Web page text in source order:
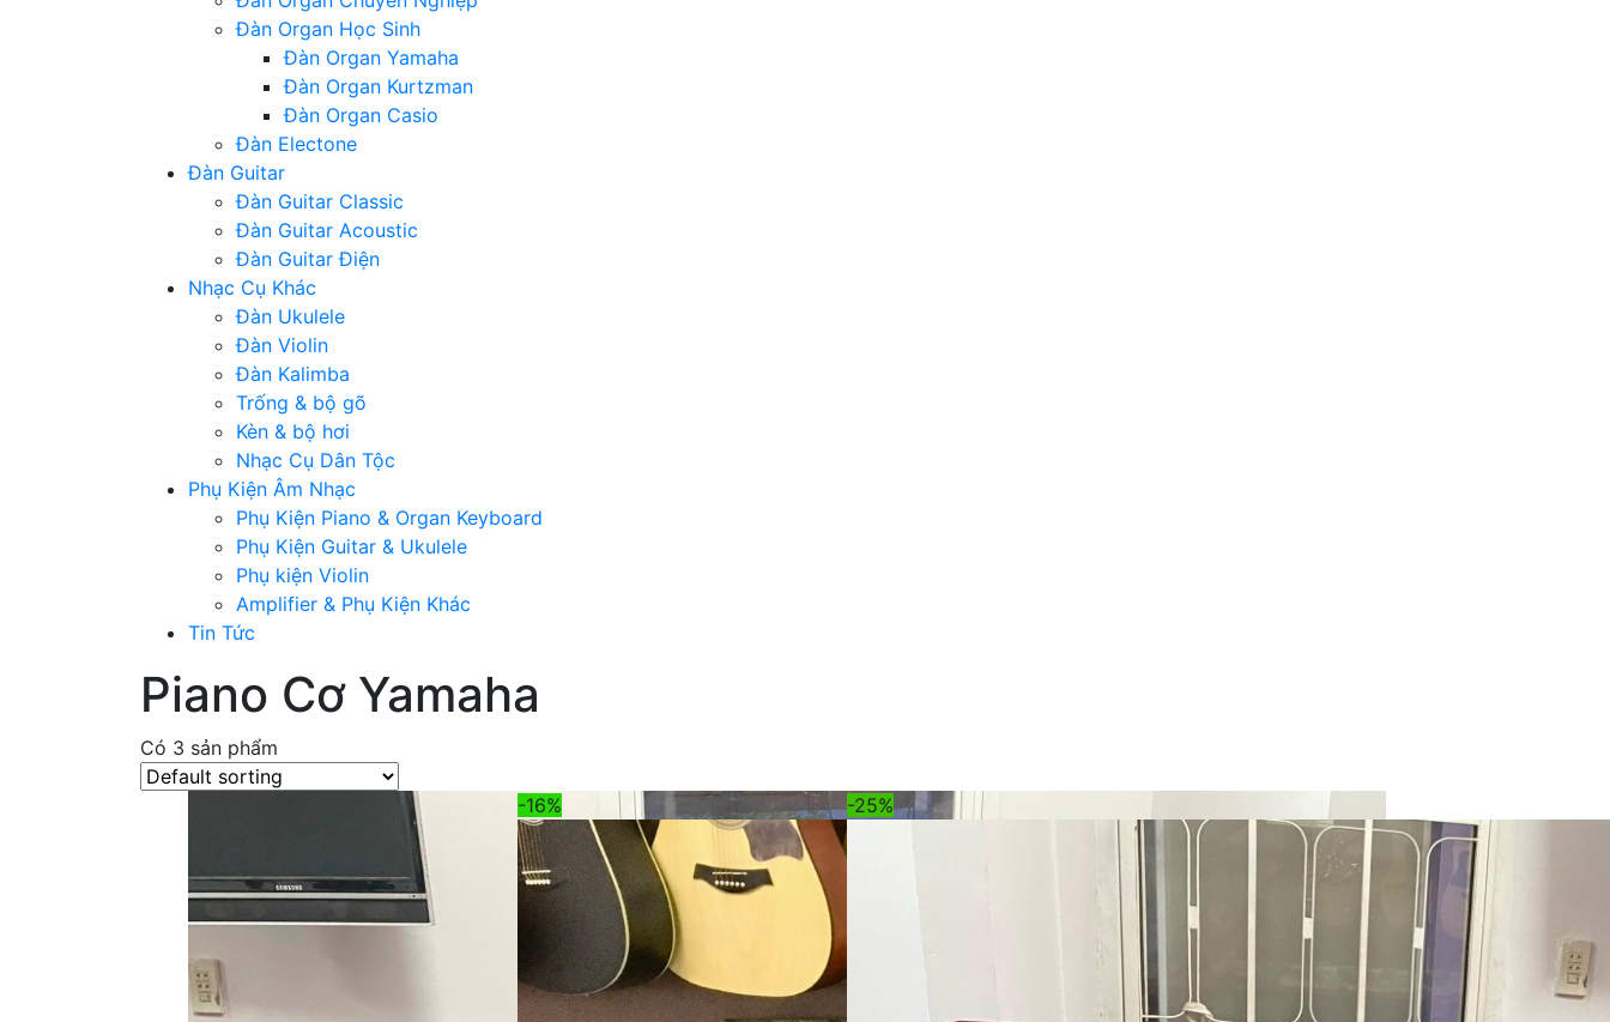
Đàn Organ Học Sinh
Đàn Organ Yamaha
Đàn Organ Kurtzman
Đàn Organ Casio
Đàn Electone
Đàn Guitar
Đàn Guitar Classic
Đàn Guitar Acoustic
Đàn Guitar Điện
Nhạc Cụ Khác
Đàn Ukulele
Đàn Violin
Đàn Kalimba
Trống & bộ gõ
Kèn & bộ hơi
Nhạc Cụ Dân Tộc
Phụ Kiện Âm Nhạc
Phụ Kiện Piano & Organ Keyboard
Phụ Kiện Guitar & Ukulele
Phụ kiện Violin
Amplifier & Phụ Kiện Khác
Tin Tức
Piano Cơ Yamaha
Có 3 sản phẩm
-16% -25%